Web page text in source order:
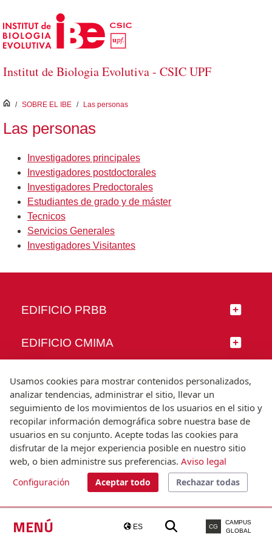
Saltar al contenido principal
Institut de Biologia Evolutiva - CSIC UPF
MENÚ ES CG
CAMPUS
GLOBAL
inici
/ SOBRE EL IBE / Las personas
Las personas
Investigadores principales
Investigadores postdoctorales
Investigadores Predoctorales
Estudiantes de grado y de máster
Tecnicos
Servicios Generales
Investigadores Visitantes
EDIFICIO PRBB
EDIFICIO CMIMA
SÍGUENOS
© Universitat Pompeu Fabra
Barcelona
T.(+34) 93 542 20 00
Usamos cookies para mostrar contenidos personalizados,
analizar tendencias, administrar el sitio, llevar un
seguimiento de los movimientos de los usuarios en el sitio y
recopilar información demográfica sobre nuestra base de
usuarios en su conjunto. Acepte todas las cookies para
disfrutar de la mejor experiencia posible en nuestro sitio
web, o bien administre sus preferencias. Aviso legal
Configuración Aceptar todo Rechazar todas